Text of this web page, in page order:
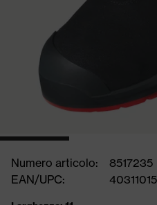
Numero articolo:
8517235
EAN/UPC: